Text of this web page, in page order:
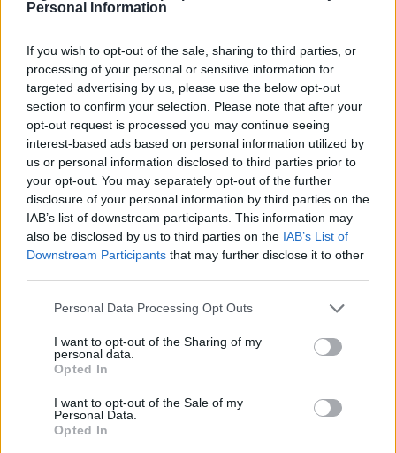
Personal Information
If you wish to opt-out of the sale, sharing to third parties, or
processing of your personal or sensitive information for
targeted advertising by us, please use the below opt-out
section to confirm your selection. Please note that after your
opt-out request is processed you may continue seeing
interest-based ads based on personal information utilized by
us or personal information disclosed to third parties prior to
your opt-out. You may separately opt-out of the further
disclosure of your personal information by third parties on the
IAB’s list of downstream participants. This information may
also be disclosed by us to third parties on the IAB’s List of
Downstream Participants that may further disclose it to other
Personal Data Processing Opt Outs
I want to opt-out of the Sharing of my
personal data.
Opted In
I want to opt-out of the Sale of my
Personal Data.
Opted In
Livros de Sonhos
Maldoror
Mar da Palavra
Mbooks
MinervaCoimbra
Minutos de Leitura
Orfeu Negro
Pato Lógico
Penguin Books
Pingo Doce